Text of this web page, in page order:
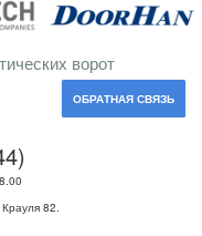
ворот
ОБРАТНАЯ СВЯЗЬ
82.